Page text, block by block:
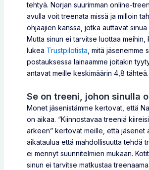
tehtyä. Norjan suurimman online-
avulla voit treenata missä ja milloin
ohjaajien kanssa, jotka auttavat
Mutta sinun ei tarvitse luottaa
lukea Trustpilotista , mitä jäsenemme
postauksessa lainaamme joitakin
antavat meille keskimäärin 4,8
Se on treeni, johon sinulla
Monet jäsenistämme kertovat, että
on aikaa. “Kiinnostavaa treeniä
arkeen” kertovat meille, että jäsenet
aikataulua että mahdollisuutta tehdä
ei mennyt suunnitelmien mukaan.
sinun ei tarvitse matkustaa